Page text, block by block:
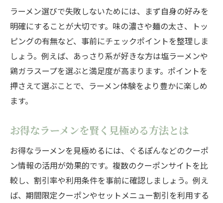
ラーメン選びで失敗しないためには、まず自身の好みを
明確にすることが大切です。味の濃さや麺の太さ、トッ
ピングの有無など、事前にチェックポイントを整理しま
しょう。例えば、あっさり系が好きな方は塩ラーメンや
鶏ガラスープを選ぶと満足度が高まります。ポイントを
押さえて選ぶことで、ラーメン体験をより豊かに楽しめ
ます。
お得なラーメンを賢く見極める方法とは
お得なラーメンを見極めるには、ぐるぽんなどのクーポ
ン情報の活用が効果的です。複数のクーポンサイトを比
較し、割引率や利用条件を事前に確認しましょう。例え
ば、期間限定クーポンやセットメニュー割引を利用する